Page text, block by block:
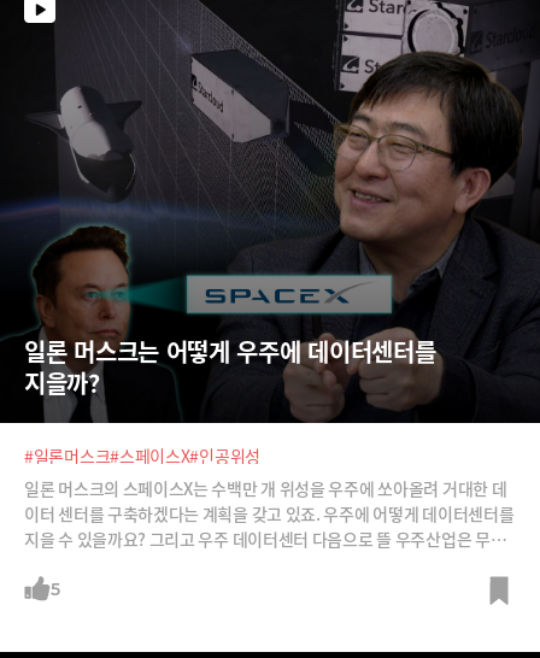
일론 머스크는 어떻게 우주에 데이터센터를
지을까?
#일론머스크#스페이스X#인공위성
일론 머스크의 스페이스X는 수백만 개 위성을 우주에 쏘아올려 거대한 데
이터 센터를 구축하겠다는 계획을 갖고 있죠. 우주에 어떻게 데이터센터를
지을 수 있을까요? 그리고 우주 데이터센터 다음으로 뜰 우주산업은 무엇
5